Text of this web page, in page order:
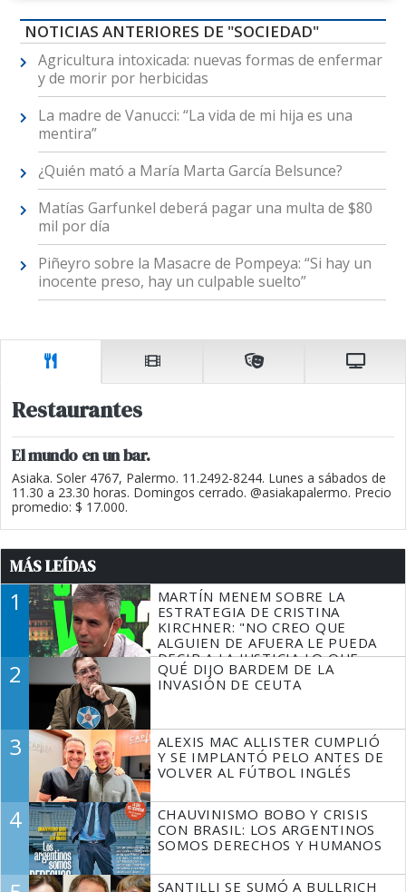
NOTICIAS ANTERIORES DE "SOCIEDAD"
Agricultura intoxicada: nuevas formas de enfermar
y de morir por herbicidas
La madre de Vanucci: “La vida de mi hija es una
mentira”
¿Quién mató a María Marta García Belsunce?
Matías Garfunkel deberá pagar una multa de $80
mil por día
Piñeyro sobre la Masacre de Pompeya: “Si hay un
inocente preso, hay un culpable suelto”
Restaurantes
El mundo en un bar.
Asiaka. Soler 4767, Palermo. 11.2492-8244. Lunes a sábados de
11.30 a 23.30 horas. Domingos cerrado. @asiakapalermo. Precio
promedio: $ 17.000.
MÁS LEÍDAS
1
MARTÍN MENEM SOBRE LA
ESTRATEGIA DE CRISTINA
KIRCHNER: "NO CREO QUE
ALGUIEN DE AFUERA LE PUEDA
DECIR A LA JUSTICIA LO QUE
TIENE QUE HACER"
2
QUÉ DIJO BARDEM DE LA
INVASIÓN DE CEUTA
3
ALEXIS MAC ALLISTER CUMPLIÓ
Y SE IMPLANTÓ PELO ANTES DE
VOLVER AL FÚTBOL INGLÉS
4
CHAUVINISMO BOBO Y CRISIS
CON BRASIL: LOS ARGENTINOS
SOMOS DERECHOS Y HUMANOS
SANTILLI SE SUMÓ A BULLRICH